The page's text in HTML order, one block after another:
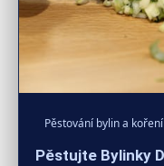
Pěstování bylin a koření
Pěstujte Bylinky